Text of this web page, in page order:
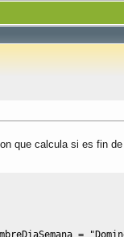
que calcula si es fin